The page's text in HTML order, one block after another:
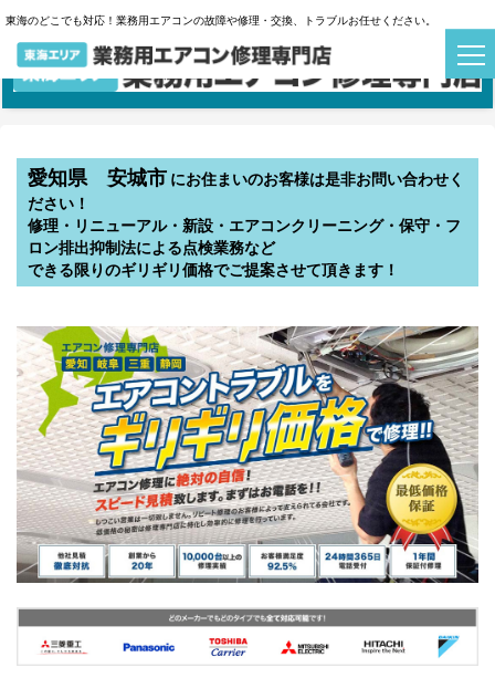
愛知県 安城市での業務用エアコンの故障や修理・交換・
東海のどこでも対応！業務用エアコンの故障や修理・交換、トラブルお任せください。
愛知県 安城市 にお住まいのお客様は是非お問い合わせく
ださい！
修理・リニューアル・新設・エアコンクリーニング・保守・フ
ロン排出抑制法による点検業務など
できる限りのギリギリ価格でご提案させて頂きます！